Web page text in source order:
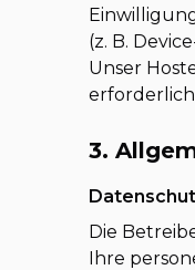
(z. B.
Unser
3.
Die
Ihre